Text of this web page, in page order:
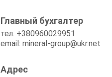
Главный бухгалтер
тел. +380960029951
email: mineral-group@ukr.net
Адрес